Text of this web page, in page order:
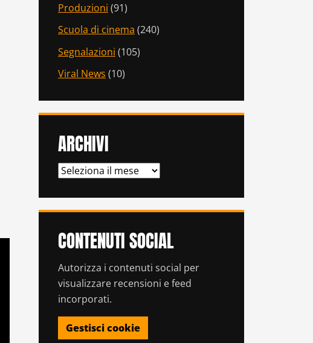
Produzioni (91)
Scuola di cinema (240)
Segnalazioni (105)
Viral News (10)
ARCHIVI
ARCHIVI
CONTENUTI SOCIAL
Autorizza i contenuti social per
visualizzare recensioni e feed
incorporati.
Gestisci cookie